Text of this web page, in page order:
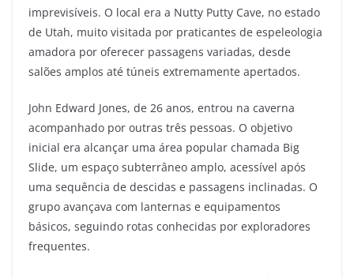
imprevisíveis. O local era a Nutty Putty Cave, no estado
de Utah, muito visitada por praticantes de espeleologia
amadora por oferecer passagens variadas, desde
salões amplos até túneis extremamente apertados.
John Edward Jones, de 26 anos, entrou na caverna
acompanhado por outras três pessoas. O objetivo
inicial era alcançar uma área popular chamada Big
Slide, um espaço subterrâneo amplo, acessível após
uma sequência de descidas e passagens inclinadas. O
grupo avançava com lanternas e equipamentos
básicos, seguindo rotas conhecidas por exploradores
frequentes.